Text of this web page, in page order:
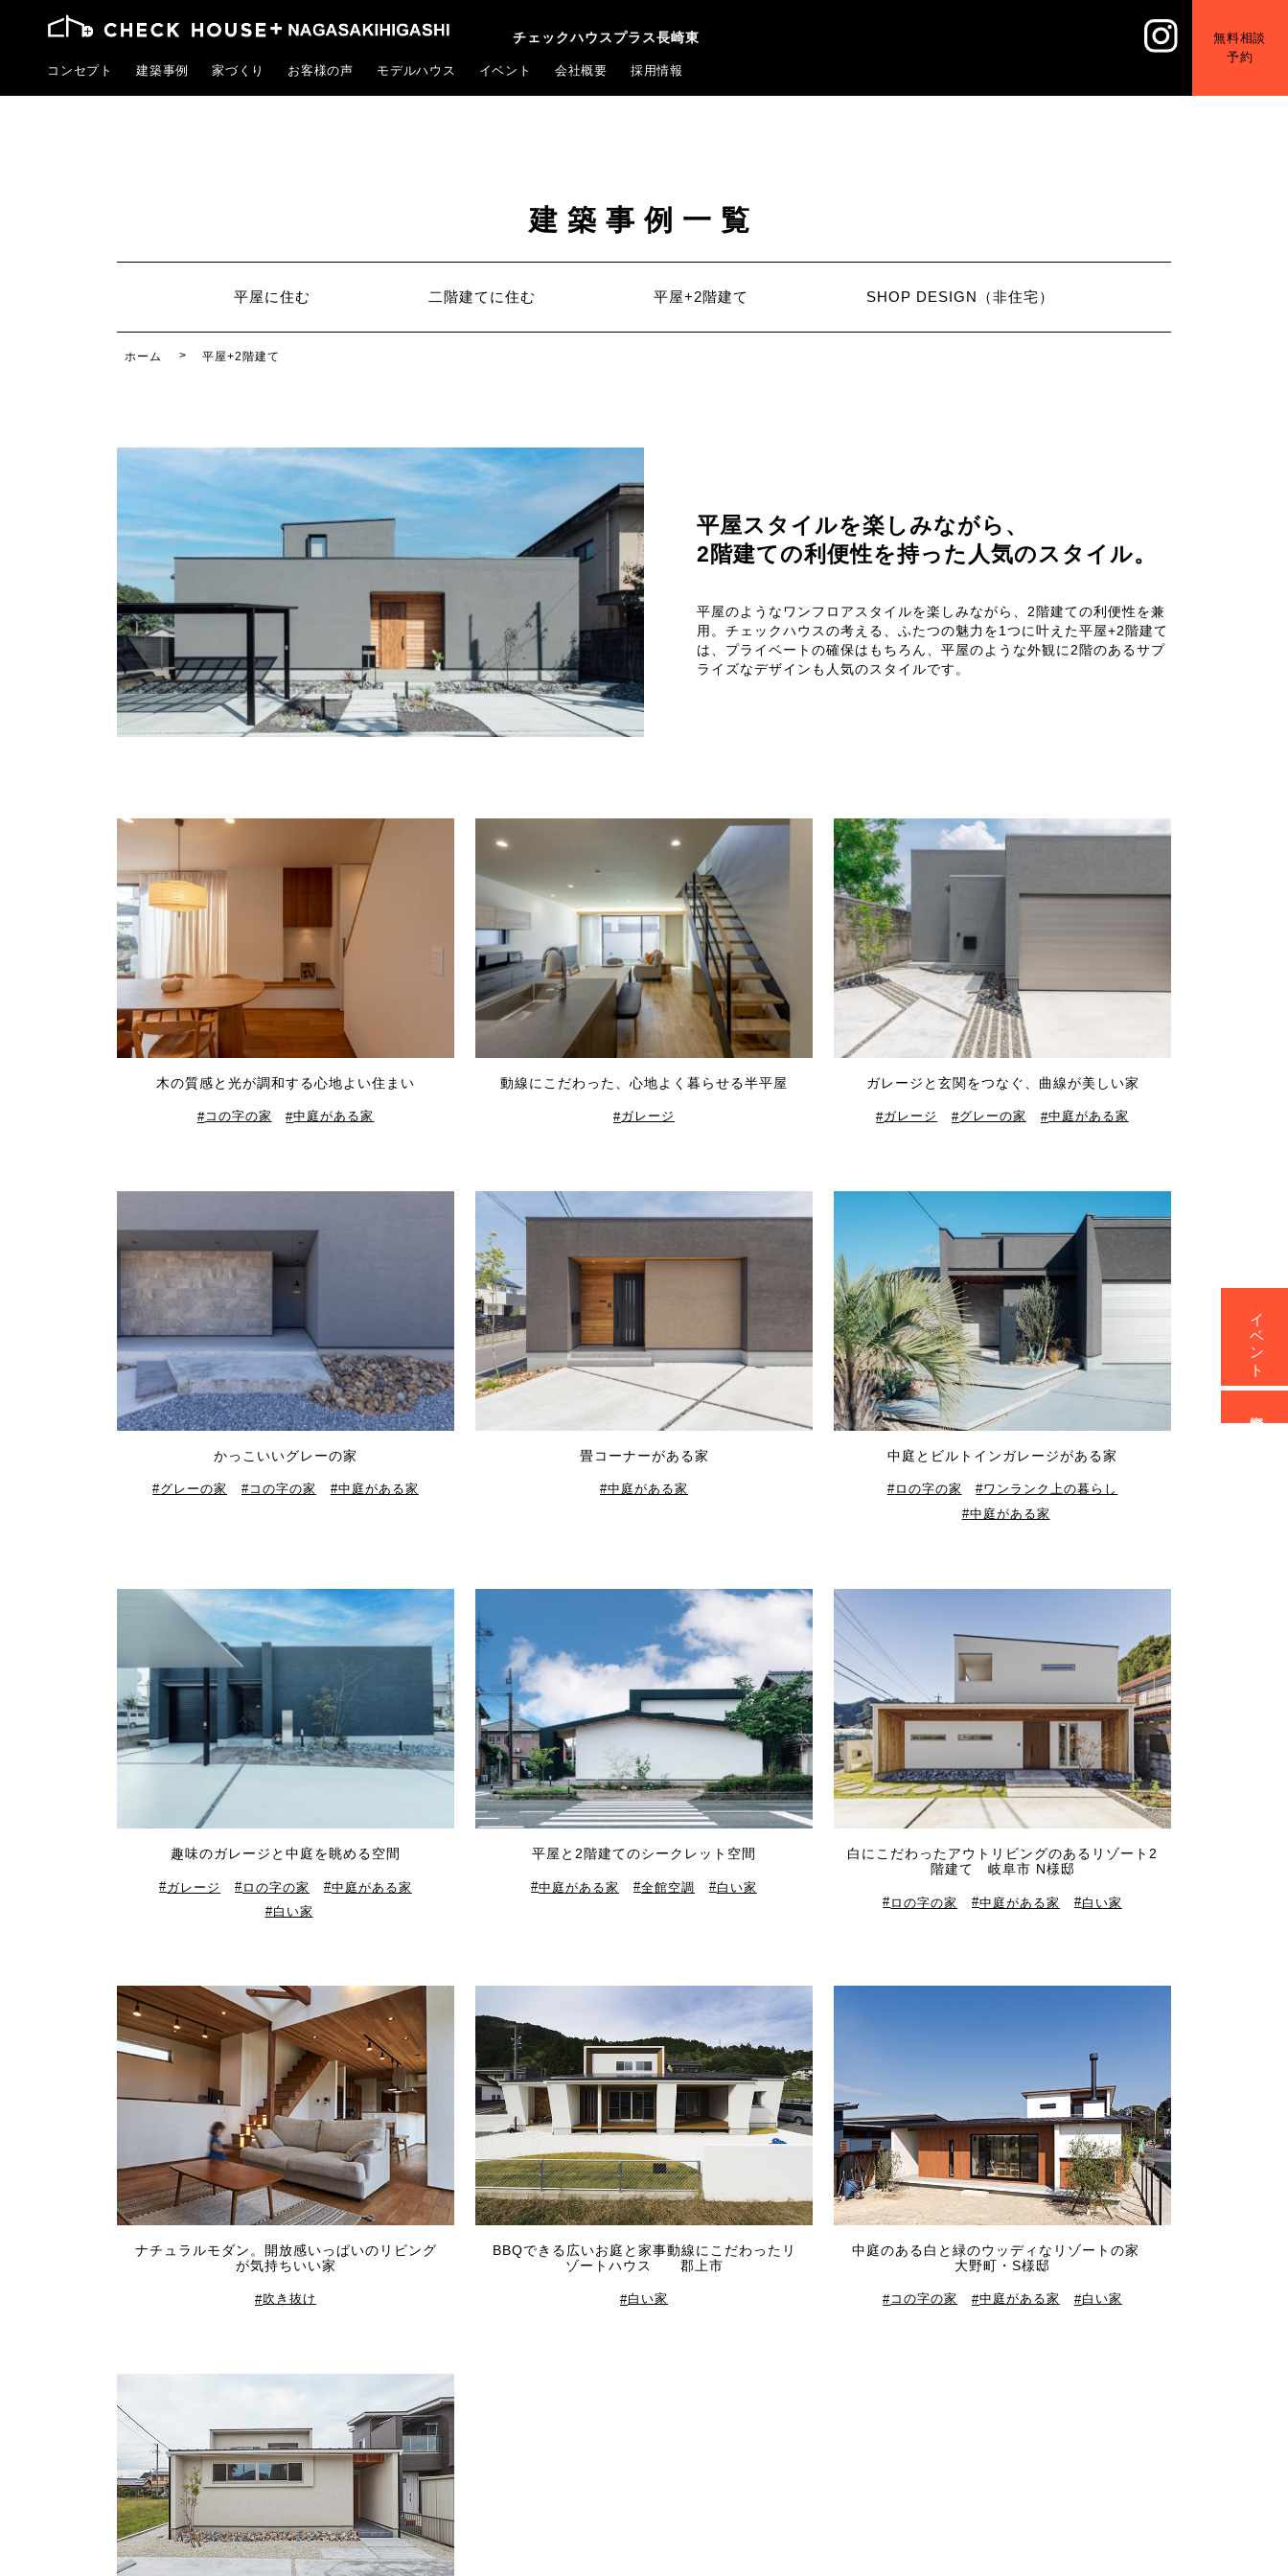
チェックハウスプラス長崎東
コンセプト 建築事例 家づくり お客様の声 モデルハウス イベント 会社概要 採用情報
無料相談
予約
建築事例一覧
平屋に住む 二階建てに住む 平屋+2階建て SHOP DESIGN（非住宅）
ホーム 平屋+2階建て
平屋スタイルを楽しみながら、
2階建ての利便性を持った人気のスタイル。
平屋のようなワンフロアスタイルを楽しみながら、2階建ての利便性を兼
用。チェックハウスの考える、ふたつの魅力を1つに叶えた平屋+2階建て
は、プライベートの確保はもちろん、平屋のような外観に2階のあるサプ
ライズなデザインも人気のスタイルです。
木の質感と光が調和する心地よい住まい
コの字の家 中庭がある家
動線にこだわった、心地よく暮らせる半平屋
ガレージ
ガレージと玄関をつなぐ、曲線が美しい家
ガレージ グレーの家 中庭がある家
かっこいいグレーの家
グレーの家 コの字の家 中庭がある家
畳コーナーがある家
中庭がある家
中庭とビルトインガレージがある家
ロの字の家
ワンランク上の暮らし
中庭がある家
趣味のガレージと中庭を眺める空間
ガレージ ロの字の家
中庭がある家
白い家
平屋と2階建てのシークレット空間
中庭がある家 全館空調 白い家
白にこだわったアウトリビングのあるリゾート2
階建て 岐阜市 N様邸
ロの字の家 中庭がある家 白い家
ナチュラルモダン。開放感いっぱいのリビング
が気持ちいい家
吹き抜け
BBQできる広いお庭と家事動線にこだわったリ
ゾートハウス 郡上市
白い家
中庭のある白と緑のウッディなリゾートの家
大野町・S様邸
コの字の家 中庭がある家 白い家
イベント